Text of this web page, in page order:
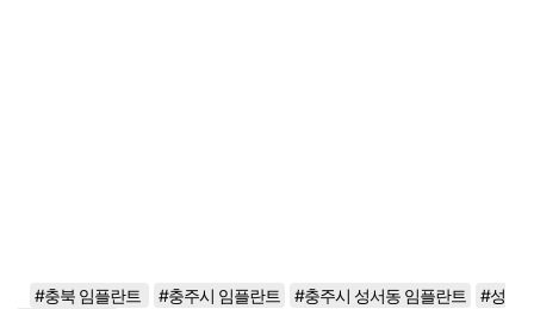
#충북 임플란트 #충주시 임플란트 #충주시 성서동 임플란트
#성